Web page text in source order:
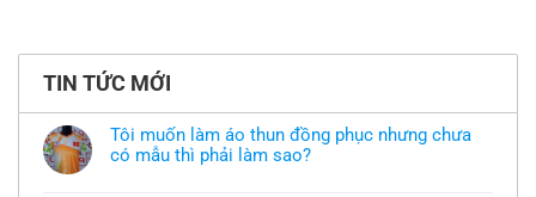
TIN TỨC MỚI
Tôi muốn làm áo thun đồng phục nhưng chưa
có mẫu thì phải làm sao?